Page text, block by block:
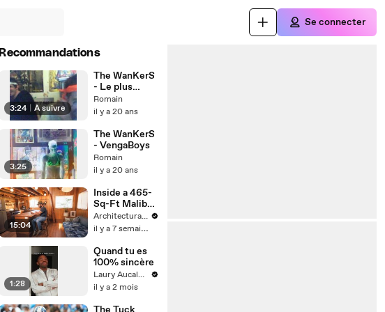
Se connecter
Recommandations
3:24 À suivre
The WanKerS
- Le plus
Meilleur
Romain
il y a 20 ans
3:25
The WanKerS
- VengaBoys
Romain
il y a 20 ans
15:04
Inside a 465-
Sq-Ft Malibu
Trailer Home
Inspired by
Architectural Digest
il y a 7 semaines
1:28
Quand tu es
100% sincère
Laury Aucalme
il y a 2 mois